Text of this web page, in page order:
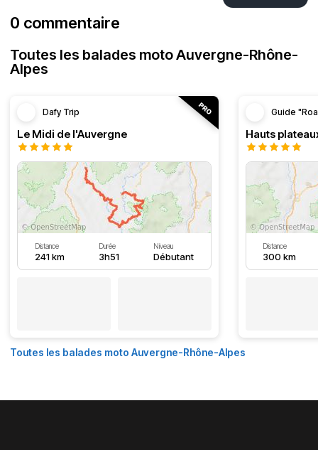
0 commentaire
Toutes les balades moto Auvergne-Rhône-
Alpes
Dafy Trip
Le Midi de l'Auvergne
Distance
241 km
Durée
3h51
Niveau
Débutant
Guide
Hauts
Distance
300 km
Toutes les balades moto Auvergne-Rhône-Alpes